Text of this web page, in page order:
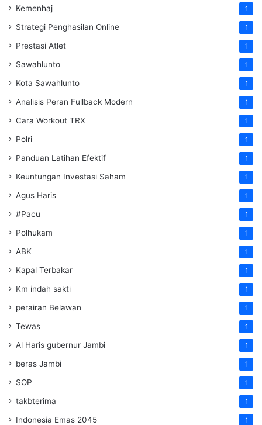
Kemenhaj 1
Strategi Penghasilan Online 1
Prestasi Atlet 1
Sawahlunto 1
Kota Sawahlunto 1
Analisis Peran Fullback Modern 1
Cara Workout TRX 1
Polri 1
Panduan Latihan Efektif 1
Keuntungan Investasi Saham 1
Agus Haris 1
#Pacu 1
Polhukam 1
ABK 1
Kapal Terbakar 1
Km indah sakti 1
perairan Belawan 1
Tewas 1
Al Haris gubernur Jambi 1
beras Jambi 1
SOP 1
takbterima 1
Indonesia Emas 2045 1